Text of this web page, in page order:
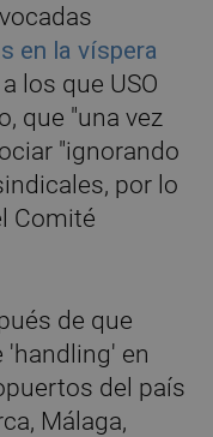
en la víspera
los que USO
que "una vez
"ignorando
por lo
Comité
de que
'handling' en
del país
Málaga,